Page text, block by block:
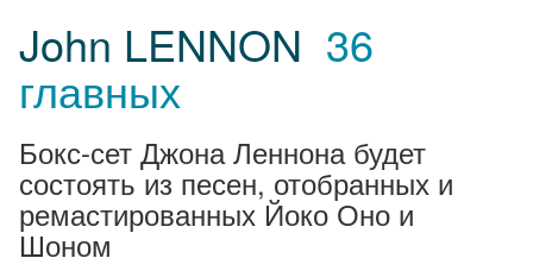
John LENNON 36
главных
Бокс-сет Джона Леннона будет
состоять из песен, отобранных и
ремастированных Йоко Оно и
Шоном